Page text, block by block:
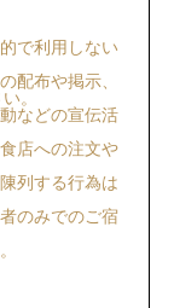
で利用しない
配布や掲示、
。
などの宣伝活
店への注文や
列する行為は
のみでのご宿